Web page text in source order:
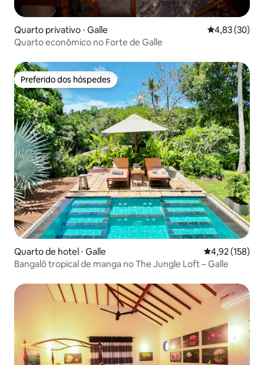
Quarto privativo ⋅ Galle 4,83 de uma
4,83 (30)
Quarto econômico no Forte de Galle
Preferido dos hóspedes
Preferido dos hóspedes
Quarto de hotel ⋅ Galle 4,92 de uma
4,92 (158)
Bangalô tropical de manga no The Jungle Loft – Galle